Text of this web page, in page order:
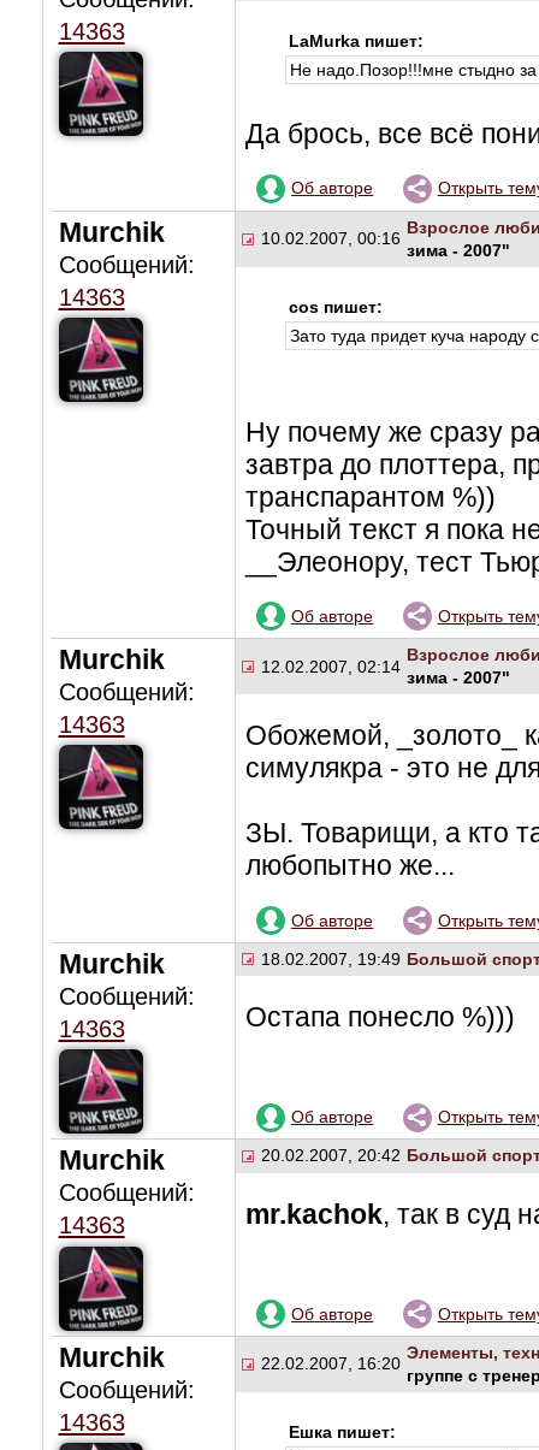
14363
LaMurka пишет:
Не надо.Позор!!!мне стыдно за
Да брось, все всё
Об авторе Открыть
Murchik
Сообщений:
14363
10.02.2007, 00:16
Взрослое
зима - 2007"
cos пишет:
Зато туда придет куча народу
Ну почему же сразу
завтра до плоттера,
транспарантом %))
Точный текст я пока
__Элеонору, тест
Об авторе Открыть
Murchik
Сообщений:
14363
12.02.2007, 02:14
Взрослое
зима - 2007"
Обожемой, _золото_
симулякра - это не
ЗЫ. Товарищи, а кто
любопытно же...
Об авторе Открыть
Murchik
Сообщений:
14363
18.02.2007, 19:49 Большой
Остапа понесло %)))
Об авторе Открыть
Murchik
Сообщений:
14363
20.02.2007, 20:42 Большой
mr.kachok, так в суд
Об авторе Открыть
Murchik
Сообщений:
14363
22.02.2007, 16:20
Элементы,
группе с
Ешка пишет: